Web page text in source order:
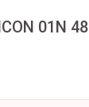
01N 48